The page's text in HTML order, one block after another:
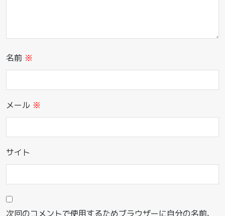
名前 ※
メール ※
サイト
次回のコメントで使用するためブラウザーに自分の名前、